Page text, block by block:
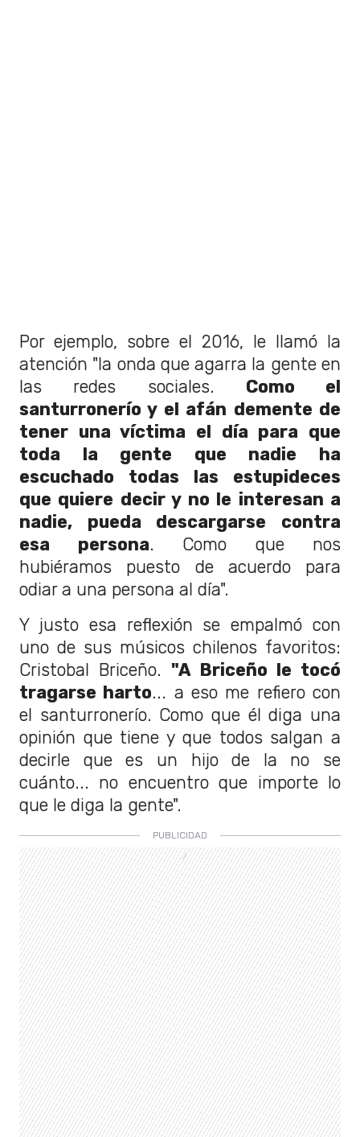
Por ejemplo, sobre el 2016, le llamó la
atención "la onda que agarra la gente en
las redes sociales. Como el
santurronerío y el afán demente de
tener una víctima el día para que
toda la gente que nadie ha
escuchado todas las estupideces
que quiere decir y no le interesan a
nadie, pueda descargarse contra
esa persona. Como que nos
hubiéramos puesto de acuerdo para
odiar a una persona al día".
Y justo esa reflexión se empalmó con
uno de sus músicos chilenos favoritos:
Cristobal Briceño."A Briceño le tocó
tragarse harto... a eso me refiero con
el santurronerío. Como que él diga una
opinión que tiene y que todos salgan a
decirle que es un hijo de la no se
cuánto... no encuentro que importe lo
que le diga la gente".